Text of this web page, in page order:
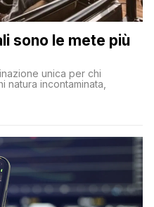
sono le mete più
unica per chi
incontaminata,